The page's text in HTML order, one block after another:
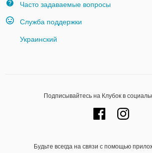
Часто задаваемые вопросы
Служба поддержки
Украинский
Подписывайтесь на Клубок в
Будьте всегда на связи с помощью